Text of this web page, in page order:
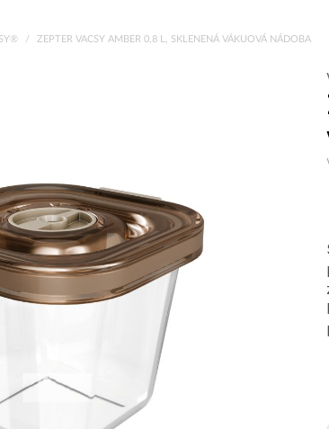
ZEPTER VACSY AMBER 0,8 L, SKLENENÁ VÁKUOVÁ NÁDOBA